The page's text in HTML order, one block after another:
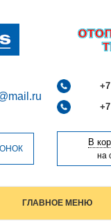
В
на
ГЛАВНОЕ МЕНЮ